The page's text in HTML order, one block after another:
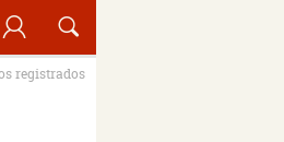
registrados